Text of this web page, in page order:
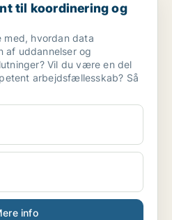
til koordinering og
med, hvordan data
af uddannelser og
Vil du være en del
arbejdsfællesskab? Så
info